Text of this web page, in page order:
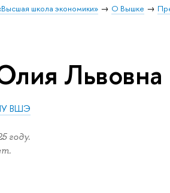
школа экономики» О Вышке
Львовна
ВШЭ
году.